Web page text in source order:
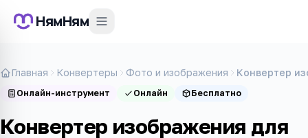
НямНям
Главная Конвертеры Фото и изображения Конвертер
Онлайн-инструмент Онлайн Бесплатно
Конвертер изображения для